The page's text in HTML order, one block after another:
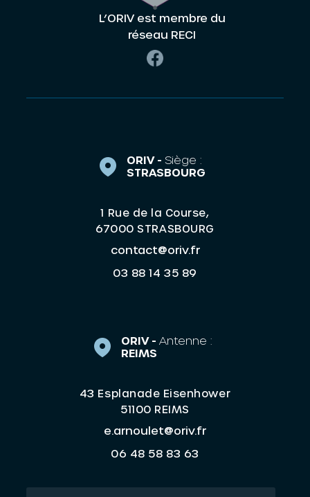
L’ORIV est membre du
réseau RECI
ORIV - Siège :
STRASBOURG
1 Rue de la Course,
67000 STRASBOURG
contact@oriv.fr
03 88 14 35 89
ORIV - Antenne :
REIMS
43 Esplanade Eisenhower
51100 REIMS
e.arnoulet@oriv.fr
06 48 58 83 63